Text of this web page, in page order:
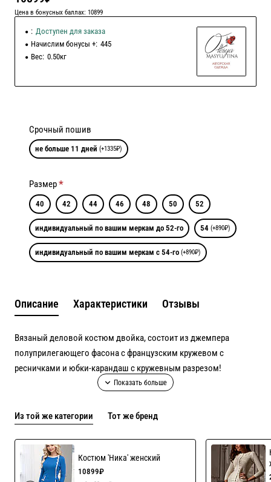
Цена в бонусных баллах: 10899
: Доступен для заказа
Начислим бонусы +: 445
Вес: 0.50кг
Срочный пошив
не больше 11 дней (+1335₽)
Размер
40 42 44 46 48 50 52
индивидуальный по вашим меркам до 52-го 54 (+890₽)
индивидуальный по вашим меркам с 54-го (+890₽)
Описание Характеристики Отзывы
Вязаный деловой костюм двойка, состоит из джемпера
полуприлегающего фасона с французским кружевом с
ресничками и юбки-карандаш с кружевным разрезом!
наличии уточняйте!
Рекомендации по уходу ручная стирка
Из той же категории Тот же бренд
Костюм 'Ника' женский
10899₽